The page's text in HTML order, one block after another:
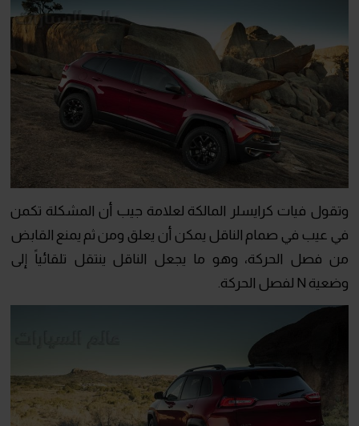
وتقول فيات كرايسلر المالكة لعلامة جيب أن المشكلة تكمن
في عيب في صمام الناقل يمكن أن يعلق ومن ثم يمنع القابض
من فصل الحركة، وهو ما يجعل الناقل ينتقل تلقائياً إلى
وضعية N لفصل الحركة.